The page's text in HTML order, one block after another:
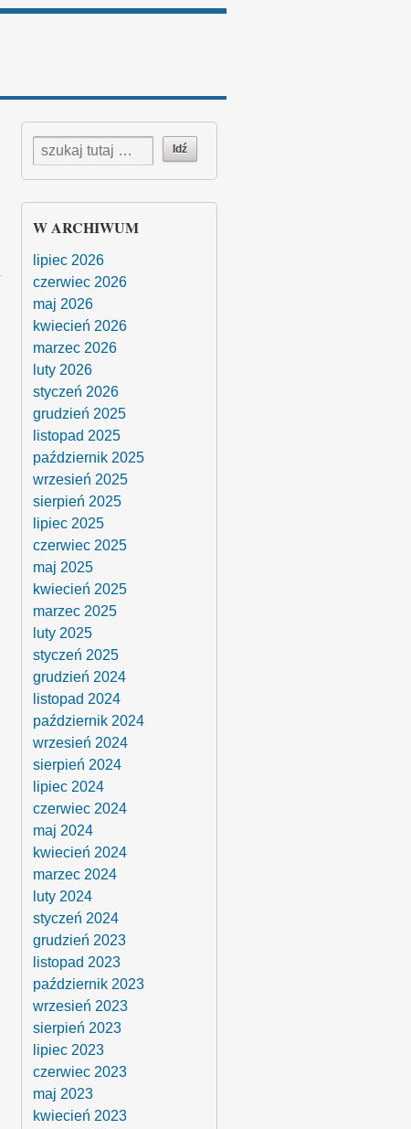
W ARCHIWUM
lipiec 2026
czerwiec 2026
maj 2026
kwiecień 2026
marzec 2026
luty 2026
styczeń 2026
grudzień 2025
listopad 2025
październik 2025
wrzesień 2025
sierpień 2025
lipiec 2025
czerwiec 2025
maj 2025
kwiecień 2025
marzec 2025
luty 2025
styczeń 2025
grudzień 2024
listopad 2024
październik 2024
wrzesień 2024
sierpień 2024
lipiec 2024
czerwiec 2024
maj 2024
kwiecień 2024
marzec 2024
luty 2024
styczeń 2024
grudzień 2023
listopad 2023
październik 2023
wrzesień 2023
sierpień 2023
lipiec 2023
czerwiec 2023
maj 2023
kwiecień 2023